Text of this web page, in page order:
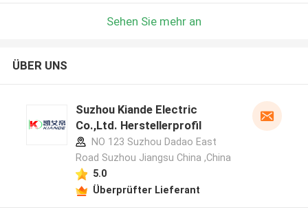
Sehen Sie mehr an
ÜBER UNS
Suzhou Kiande Electric
Co.,Ltd. Herstellerprofil
NO 123 Suzhou Dadao East
Road Suzhou Jiangsu China ,China
5.0
Überprüfter Lieferant